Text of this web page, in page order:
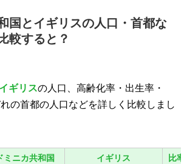
国とイギリスの人口・首都な
較すると？
イギリスの人口、高齢化率・出生率・
の首都の人口などを詳しく比較しまし
ミニカ共和国 イギリス 比率